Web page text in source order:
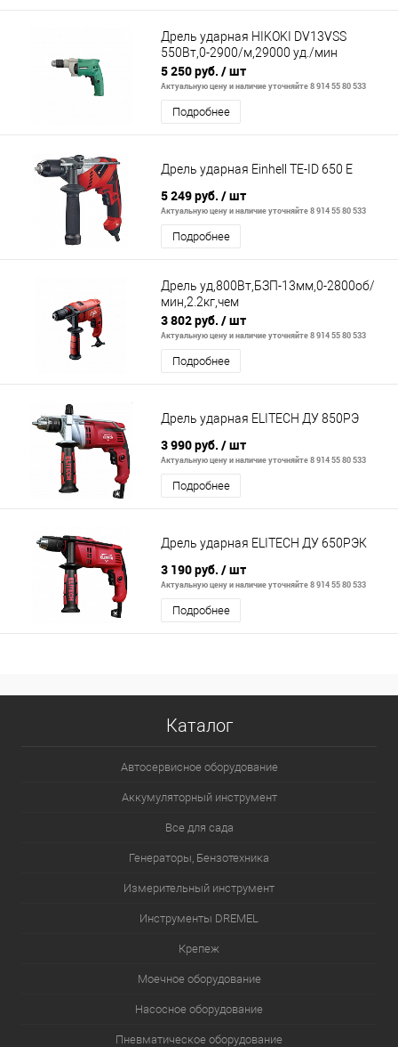
Дрель ударная HIKOKI DV13VSS
550Вт,0-2900/м,29000 уд./мин
5 250 руб. / шт
Актуальную цену и наличие уточняйте 8 914 55 80 533
Подробнее
Дрель ударная Einhell TE-ID 650 E
5 249 руб. / шт
Актуальную цену и наличие уточняйте 8 914 55 80 533
Подробнее
Дрель уд,800Вт,БЗП-13мм,0-2800об/
мин,2.2кг,чем
3 802 руб. / шт
Актуальную цену и наличие уточняйте 8 914 55 80 533
Подробнее
Дрель ударная ELITECH ДУ 850РЭ
3 990 руб. / шт
Актуальную цену и наличие уточняйте 8 914 55 80 533
Подробнее
Дрель ударная ELITECH ДУ 650РЭК
3 190 руб. / шт
Актуальную цену и наличие уточняйте 8 914 55 80 533
Подробнее
Каталог
Автосервисное оборудование
Аккумуляторный инструмент
Все для сада
Генераторы, Бензотехника
Измерительный инструмент
Инструменты DREMEL
Крепеж
Моечное оборудование
Насосное оборудование
Пневматическое оборудование